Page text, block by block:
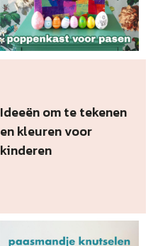
Ideeën om te tekenen
en kleuren voor
kinderen